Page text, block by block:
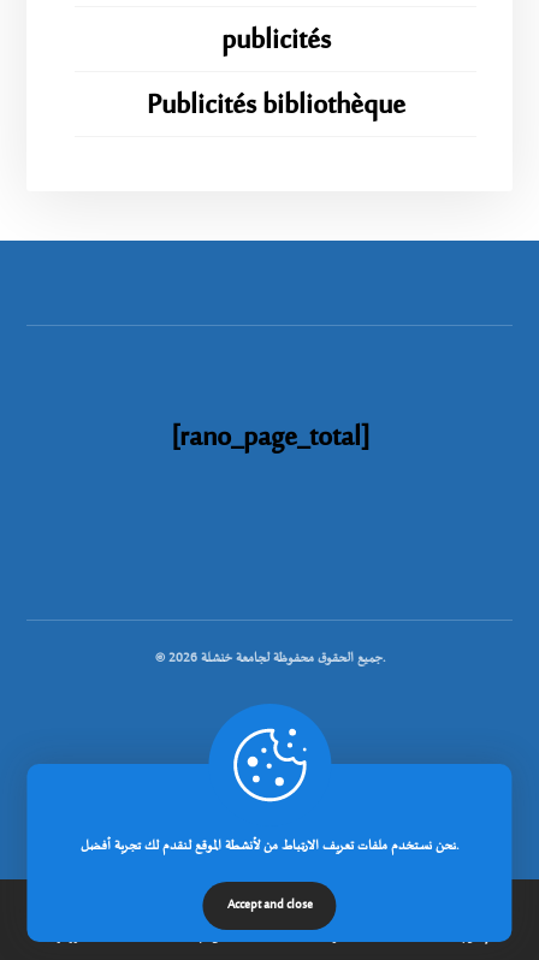
publicités
Publicités bibliothèque
[rano_page_total]
© جميع الحقوق محفوظة لجامعة خنشلة 2026.
.
الرئيسية عن الجامعة مدونة إتصل بنا
نحن نستخدم ملفات تعريف الارتباط من لأنشطة الموقع لنقدم لك تجربة أفضل.
Accept and close